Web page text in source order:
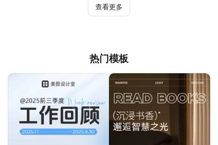
查看更多
热门模板